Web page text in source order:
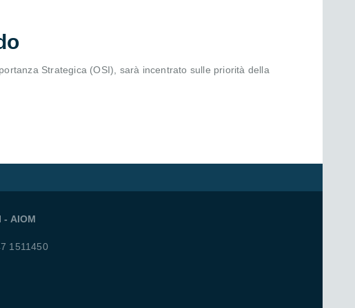
Strategica (OSI), sarà incentrato sulle priorità della
- AIOM
1511450